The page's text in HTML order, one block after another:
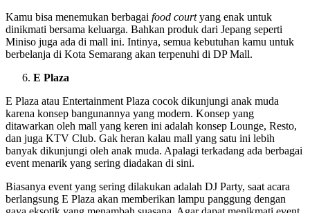
Kamu bisa menemukan berbagai food courtyang enak untuk
dinikmati bersama keluarga. Bahkan produk dari Jepang seperti
Miniso juga ada di mall ini. Intinya, semua kebutuhan kamu untuk
berbelanja di Kota Semarang akan terpenuhi di DP Mall.
E Plaza
E Plaza atau Entertainment Plaza cocok dikunjungi anak muda
karena konsep bangunannya yang modern. Konsep yang
ditawarkan oleh mall yang keren ini adalah konsep Lounge, Resto,
dan juga KTV Club. Gak heran kalau mall yang satu ini lebih
banyak dikunjungi oleh anak muda. Apalagi terkadang ada berbagai
event menarik yang sering diadakan di sini.
Biasanya event yang sering dilakukan adalah DJ Party, saat acara
berlangsung E Plaza akan memberikan lampu panggung dengan